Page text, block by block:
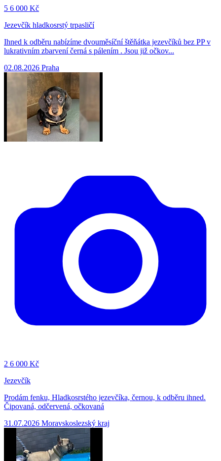
5 6 000 Kč
Jezevčík hladkosrstý trpasličí
Ihned k odběru nabízíme dvouměsíční štěňátka jezevčíků bez PP v
lukrativním zbarvení černá s pálením . Jsou již očkov...
02.08.2026 Praha
2 6 000 Kč
Jezevčík
Prodám fenku, Hladkosrstého jezevčíka, černou, k odběru ihned.
Čipovaná, odčervená, očkovaná
31.07.2026 Moravskoslezský kraj